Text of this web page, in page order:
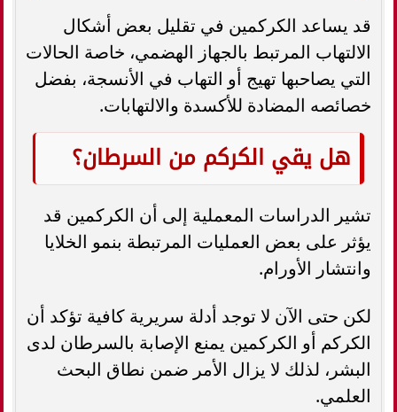
قد يساعد الكركمين في تقليل بعض أشكال
الالتهاب المرتبط بالجهاز الهضمي، خاصة الحالات
التي يصاحبها تهيج أو التهاب في الأنسجة، بفضل
خصائصه المضادة للأكسدة والالتهابات.
هل يقي الكركم من السرطان؟
تشير الدراسات المعملية إلى أن الكركمين قد
يؤثر على بعض العمليات المرتبطة بنمو الخلايا
وانتشار الأورام.
لكن حتى الآن لا توجد أدلة سريرية كافية تؤكد أن
الكركم أو الكركمين يمنع الإصابة بالسرطان لدى
البشر، لذلك لا يزال الأمر ضمن نطاق البحث
العلمي.